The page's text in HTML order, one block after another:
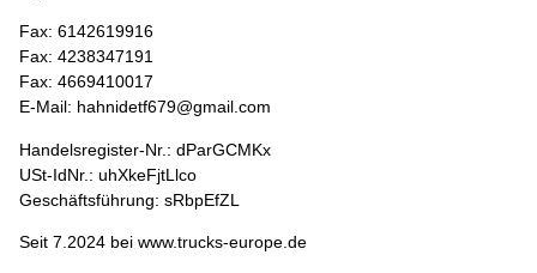
Fax: 6142619916
Fax: 4238347191
Fax: 4669410017
E-Mail: hahnidetf679@gmail.com
Handelsregister-Nr.: dParGCMKx
USt-IdNr.: uhXkeFjtLlco
Geschäftsführung: sRbpEfZL
Seit 7.2024 bei www.trucks-europe.de